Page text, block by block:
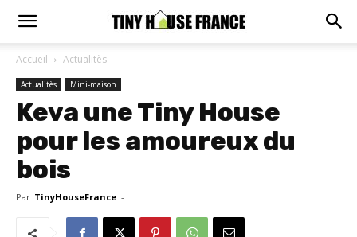
Accueil Actualitès
Actualitès Mini-maison
Keva une Tiny House
pour les amoureux du
bois
Par TinyHouseFrance -